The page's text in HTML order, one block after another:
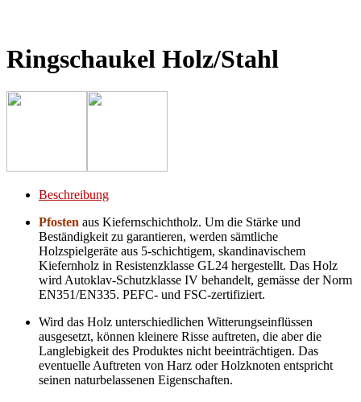
Ringschaukel Holz/Stahl
Beschreibung
Pfosten aus Kiefernschichtholz. Um die Stärke und
Beständigkeit zu garantieren, werden sämtliche
Holzspielgeräte aus 5-schichtigem, skandinavischem
Kiefernholz in Resistenzklasse GL24 hergestellt. Das Holz
wird Autoklav-Schutzklasse IV behandelt, gemässe der Norm
EN351/EN335. PEFC- und FSC-zertifiziert.
Wird das Holz unterschiedlichen Witterungseinflüssen
ausgesetzt, können kleinere Risse auftreten, die aber die
Langlebigkeit des Produktes nicht beeinträchtigen. Das
eventuelle Auftreten von Harz oder Holzknoten entspricht
seinen naturbelassenen Eigenschaften.